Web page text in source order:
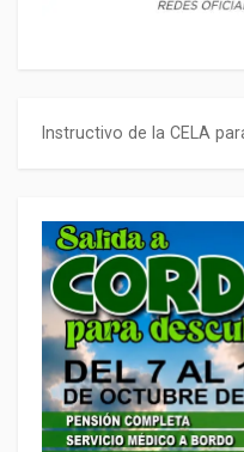
Instructivo de la CELA